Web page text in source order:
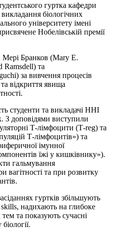
гуртка кафедри
викладання біологічних
університету імені
Нобелівській премії
Мері Бранков (Mary E.
Ramsdell) та
за вивчення процесів
відкриття явища
студенти та викладачі ННІ
З доповідями виступили
Т-лімфоцити (Т-reg) та
Т-лімфоцитів») та
імунної
їжі у кишківнику»).
гальмування
вагітності та при розвитку
.
гуртків збільшують
skills, надихають на глибоке
та показують сучасні